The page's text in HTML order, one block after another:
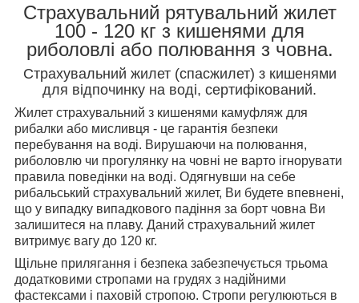
Страхувальний рятувальний жилет
100 - 120 кг з кишенями для
риболовлі або полювання з човна.
Страхувальний жилет (спасжилет) з кишенями
для відпочинку на воді, сертифікований.
Жилет страхувальний з кишенями камуфляж для
рибалки або мисливця - це гарантія безпеки
перебування на воді. Вирушаючи на полювання,
риболовлю чи прогулянку на човні не варто ігнорувати
правила поведінки на воді. Одягнувши на себе
рибальський страхувальний жилет, Ви будете впевнені,
що у випадку випадкового падіння за борт човна Ви
залишитеся на плаву. Даний страхувальний жилет
витримує вагу до 120 кг.
Щільне прилягання і безпека забезпечується трьома
додатковими стропами на грудях з надійними
фастексами і паховій стропою. Стропи регулюються в